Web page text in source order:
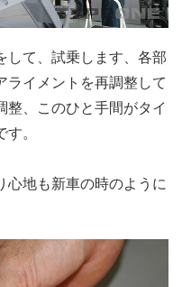
して、試乗します、各部
ライメントを再調整して
整、このひと手間がタイ
。
心地も新車の時のように